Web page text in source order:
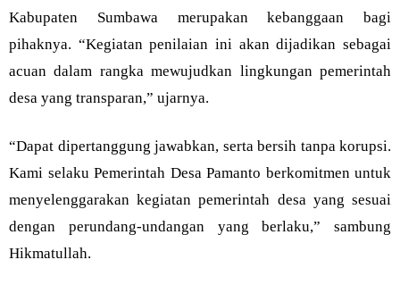
Kabupaten Sumbawa merupakan kebanggaan bagi
pihaknya. “Kegiatan penilaian ini akan dijadikan sebagai
acuan dalam rangka mewujudkan lingkungan pemerintah
desa yang transparan,” ujarnya.
“Dapat dipertanggung jawabkan, serta bersih tanpa korupsi.
Kami selaku Pemerintah Desa Pamanto berkomitmen untuk
menyelenggarakan kegiatan pemerintah desa yang sesuai
dengan perundang-undangan yang berlaku,” sambung
Hikmatullah.